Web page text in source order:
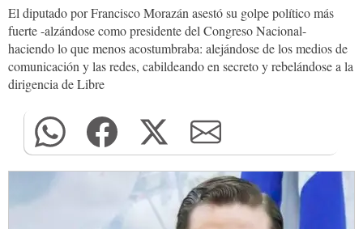
El diputado por Francisco Morazán asestó su golpe político más
fuerte -alzándose como presidente del Congreso Nacional-
haciendo lo que menos acostumbraba: alejándose de los medios de
comunicación y las redes, cabildeando en secreto y rebelándose a la
dirigencia de Libre